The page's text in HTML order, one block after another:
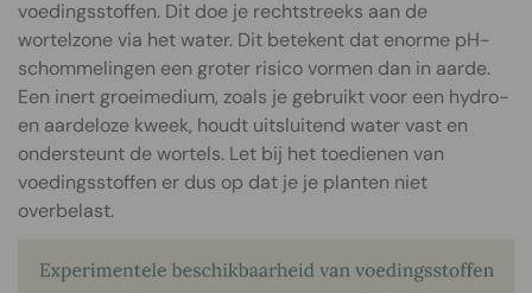
voedingsstoffen. Dit doe je rechtstreeks aan de
wortelzone via het water. Dit betekent dat enorme pH-
schommelingen een groter risico vormen dan in aarde.
Een inert groeimedium, zoals je gebruikt voor een hydro-
en aardeloze kweek, houdt uitsluitend water vast en
ondersteunt de wortels. Let bij het toedienen van
voedingsstoffen er dus op dat je je planten niet
overbelast.